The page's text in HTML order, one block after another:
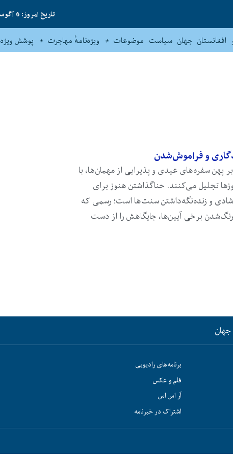
تاریخ امروز: 6 آگوست 2026
افغانستان جهان سیاست موضوعات ویژه‌نامهٔ مهاجرت پوشش ویژه
و فراموش‌شدن
پهن سفره‌های عیدی و پذیرایی از مهمان‌ها، با
تجلیل می‌کنند. حناگذاشتن هنوز برای
شادی و زنده‌نگه‌داشتن سنت‌ها است؛ رسمی که
برخی آیین‌ها، جایگاهش را از دست
برنامه‌های رادیویی
فلم و عکس
آر اس اس
اشتراک در خبرنامه